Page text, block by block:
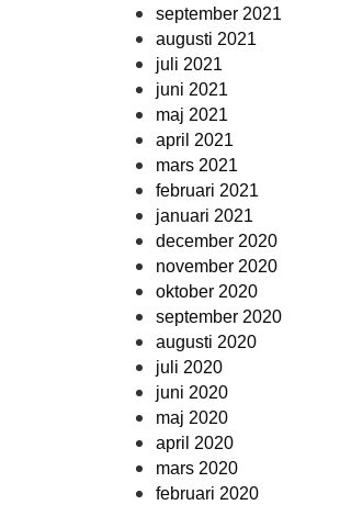
september 2021
augusti 2021
juli 2021
juni 2021
maj 2021
april 2021
mars 2021
februari 2021
januari 2021
december 2020
november 2020
oktober 2020
september 2020
augusti 2020
juli 2020
juni 2020
maj 2020
april 2020
mars 2020
februari 2020